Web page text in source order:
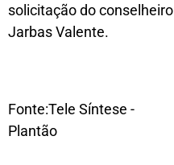
solicitação do conselheiro
Jarbas Valente.
Fonte:Tele Síntese -
Plantão